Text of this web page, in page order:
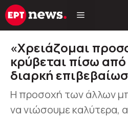
Μετάβαση
σε
«Χρειάζομαι
κρύβεται πίσω
διαρκή
Η προσοχή των άλλων
να νιώσουμε καλύτερα,